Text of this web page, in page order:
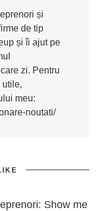
și
de tip
și îi ajut pe
zi. Pentru
utile,
meu:
noutati/
Show me